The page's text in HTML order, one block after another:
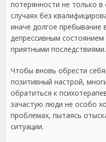
потерянности не только
случаях без
иначе долгое пребывание
депрессивным
приятными последствиями.
Чтобы вновь обрести
позитивный настрой,
обратиться к
зачастую люди не особо
проблемах, пытаясь
ситуации.